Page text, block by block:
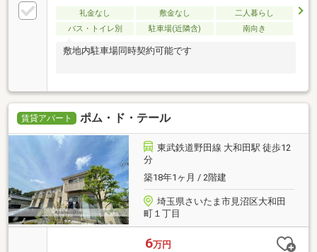
礼金なし 敷金なし
二人暮らし
バス・トイレ別
駐車場(近隣含) 南向き
敷地内駐車場同時契約可能です
賃貸アパート ポム・ド・テール
東武鉄道野田線 大和田駅 徒歩12
分
築18年1ヶ月 / 2階建
埼玉県さいたま市見沼区大和田
町１丁目
6万円